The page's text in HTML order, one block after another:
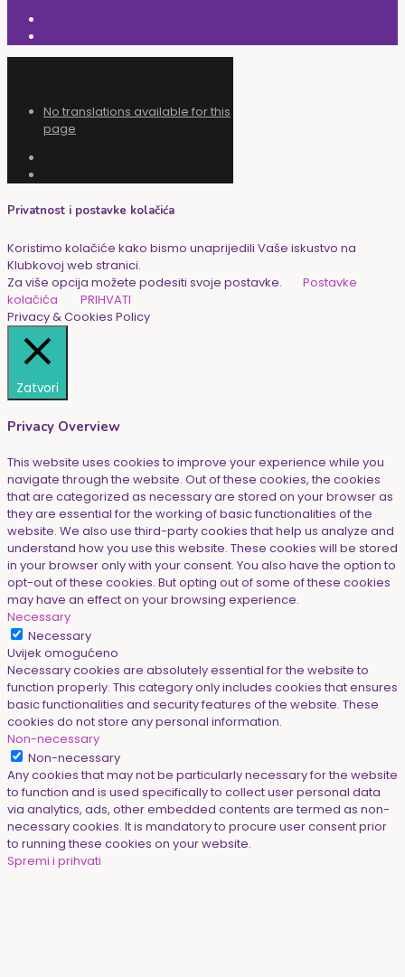
No translations available for this
page
Privatnost i postavke kolačića
Koristimo kolačiće kako bismo unaprijedili Vaše iskustvo na
Klubkovoj web stranici.
Za više opcija možete podesiti svoje postavke.
Postavke
kolačića
PRIHVATI
Privacy & Cookies Policy
Zatvori
Privacy Overview
This website uses cookies to improve your experience while you
navigate through the website. Out of these cookies, the cookies
that are categorized as necessary are stored on your browser as
they are essential for the working of basic functionalities of the
website. We also use third-party cookies that help us analyze and
understand how you use this website. These cookies will be stored
in your browser only with your consent. You also have the option to
opt-out of these cookies. But opting out of some of these cookies
may have an effect on your browsing experience.
Necessary
Necessary
Uvijek omogućeno
Necessary cookies are absolutely essential for the website to
function properly. This category only includes cookies that ensures
basic functionalities and security features of the website. These
cookies do not store any personal information.
Non-necessary
Non-necessary
Any cookies that may not be particularly necessary for the website
to function and is used specifically to collect user personal data
via analytics, ads, other embedded contents are termed as non-
necessary cookies. It is mandatory to procure user consent prior
to running these cookies on your website.
Spremi i prihvati